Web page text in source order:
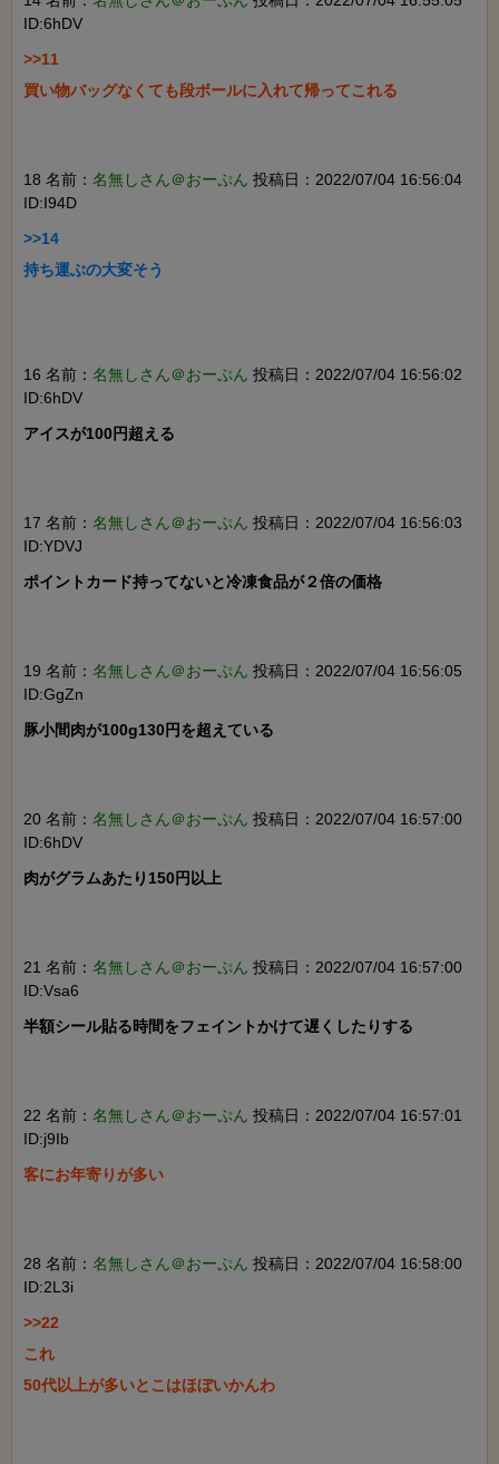
ID:6hDV
>>11
買い物バッグなくても段ボールに入れて帰ってこれる
18 名前： 名無しさん＠おーぷん 投稿日：2022/07/04 16:56:04
ID:I94D
>>14
持ち運ぶの大変そう
16 名前： 名無しさん＠おーぷん 投稿日：2022/07/04 16:56:02
ID:6hDV
アイスが100円超える
17 名前： 名無しさん＠おーぷん 投稿日：2022/07/04 16:56:03
ID:YDVJ
ポイントカード持ってないと冷凍食品が２倍の価格
19 名前： 名無しさん＠おーぷん 投稿日：2022/07/04 16:56:05
ID:GgZn
豚小間肉が100g130円を超えている
20 名前： 名無しさん＠おーぷん 投稿日：2022/07/04 16:57:00
ID:6hDV
肉がグラムあたり150円以上
21 名前： 名無しさん＠おーぷん 投稿日：2022/07/04 16:57:00
ID:Vsa6
半額シール貼る時間をフェイントかけて遅くしたりする
22 名前： 名無しさん＠おーぷん 投稿日：2022/07/04 16:57:01
ID:j9Ib
客にお年寄りが多い
28 名前： 名無しさん＠おーぷん 投稿日：2022/07/04 16:58:00
ID:2L3i
>>22
これ
50代以上が多いとこはほぼいかんわ